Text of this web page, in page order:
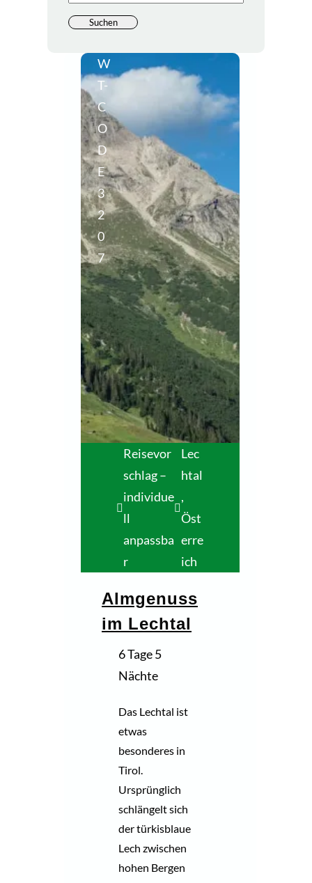
W
T-
C
O
D
E
3
2
0
7
Reisevor
schlag –
individue
ll
anpassba
r
Lec
htal
,
Öst
erre
ich
Almgenuss
im Lechtal
6 Tage 5
Nächte
Das Lechtal ist
etwas
besonderes in
Tirol.
Ursprünglich
schlängelt sich
der türkisblaue
Lech zwischen
hohen Bergen